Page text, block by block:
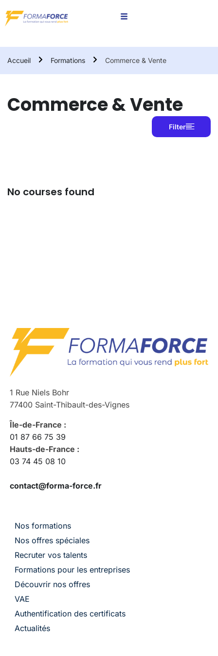
Accueil Formations Commerce & Vente
Commerce & Vente
Filter
No courses found
1 Rue Niels Bohr
77400 Saint-Thibault-des-Vignes
Île-de-France :
01 87 66 75 39
Hauts-de-France :
03 74 45 08 10
contact@forma-force.fr
Nos formations
Nos offres spéciales
Recruter vos talents
Formations pour les entreprises
Découvrir nos offres
VAE
Authentification des certificats
Actualités